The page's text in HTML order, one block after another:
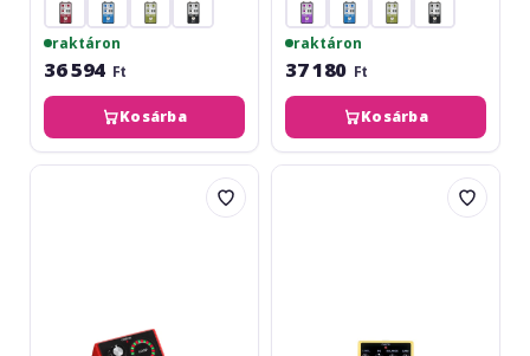
raktáron
36 594 Ft
Kosárba
raktáron
37 180 Ft
Kosárba
Boss
Boss